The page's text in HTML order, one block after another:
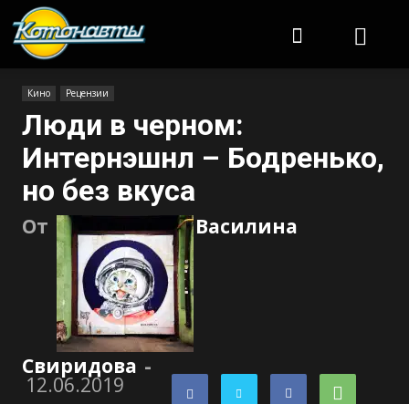
Кино Рецензии
Люди в черном:
Интернэшнл – Бодренько,
но без вкуса
От Василина
Свиридова -
12.06.2019